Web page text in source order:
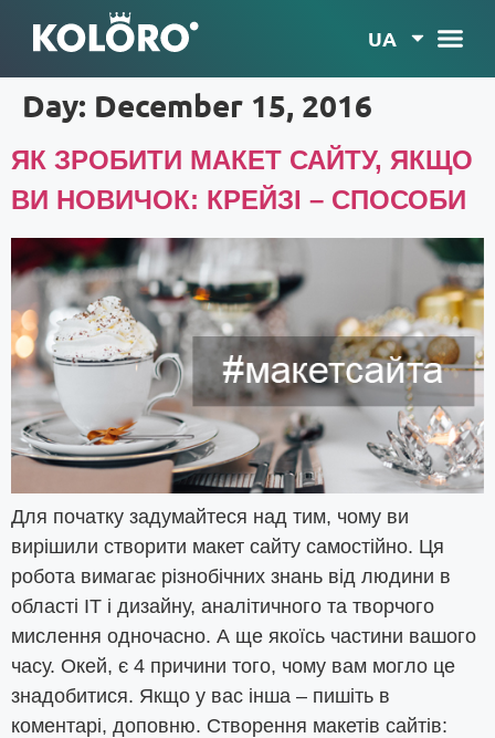
UA
Day: December 15, 2016
ЯК ЗРОБИТИ МАКЕТ САЙТУ, ЯКЩО
ВИ НОВИЧОК: КРЕЙЗІ – СПОСОБИ
Для початку задумайтеся над тим, чому ви
вирішили створити макет сайту самостійно. Ця
робота вимагає різнобічних знань від людини в
області ІТ і дизайну, аналітичного та творчого
мислення одночасно. А ще якоїсь частини вашого
часу. Окей, є 4 причини того, чому вам могло це
знадобитися. Якщо у вас інша – пишіть в
коментарі, доповню. Створення макетів сайтів: